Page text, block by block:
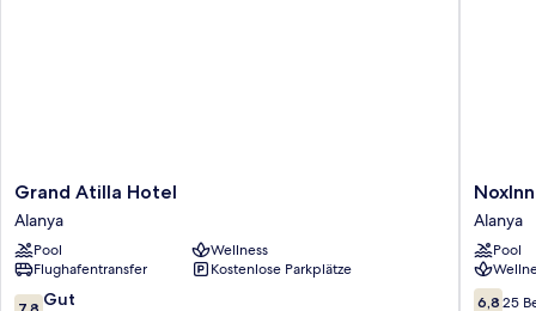
Grand
Atilla
Hotel
Alanya
Grand Atilla Hotel
Alanya
Pool
Wellness
Flughafentransfer
Kostenlose Parkplätze
7.8 Gut
NoxInn
Deluxe
Hotel
-
All
inclusive
Alanya
Pool
6.8
6,8 25